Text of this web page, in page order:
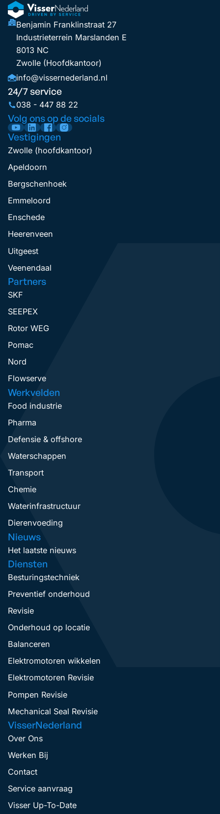
Benjamin Franklinstraat 27
Industrieterrein Marslanden E
8013 NC
Zwolle (Hoofdkantoor)
info@vissernederland.nl
24/7 service
038 - 447 88 22
Volg ons op de socials
Vestigingen
Zwolle (hoofdkantoor)
Apeldoorn
Bergschenhoek
Emmeloord
Enschede
Heerenveen
Uitgeest
Veenendaal
Partners
SKF
SEEPEX
Rotor WEG
Pomac
Nord
Flowserve
Werkvelden
Food industrie
Pharma
Defensie & offshore
Waterschappen
Transport
Chemie
Waterinfrastructuur
Dierenvoeding
Nieuws
Het laatste nieuws
Diensten
Besturingstechniek
Preventief onderhoud
Revisie
Onderhoud op locatie
Balanceren
Elektromotoren wikkelen
Elektromotoren Revisie
Pompen Revisie
Mechanical Seal Revisie
VisserNederland
Over Ons
Werken Bij
Contact
Service aanvraag
Visser Up-To-Date